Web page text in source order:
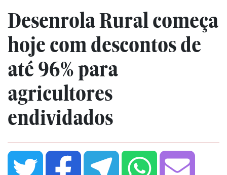
Desenrola Rural começa
hoje com descontos de
até 96% para
agricultores
endividados